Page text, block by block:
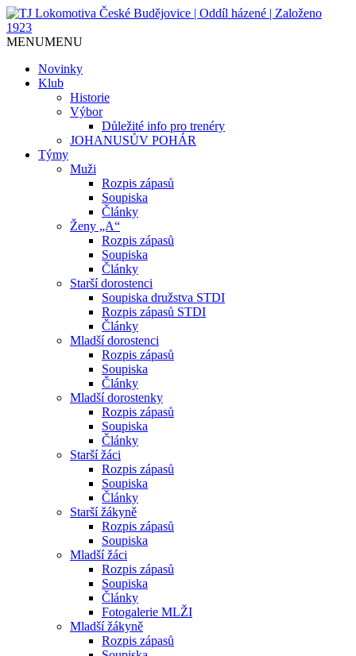
TJ Lokomotiva České
Budějovice | Oddíl házené |
Založeno 1923
Jediný házenkářský klub v Českých
MENUMENU
Novinky
Klub
Historie
Výbor
Důležité info pro trenéry
JOHANUSŮV POHÁR
Týmy
Muži
Rozpis zápasů
Soupiska
Články
Ženy „A“
Rozpis zápasů
Soupiska
Články
Starší dorostenci
Soupiska družstva STDI
Rozpis zápasů STDI
Články
Mladší dorostenci
Rozpis zápasů
Soupiska
Články
Mladší dorostenky
Rozpis zápasů
Soupiska
Články
Starší žáci
Rozpis zápasů
Soupiska
Články
Starší žákyně
Rozpis zápasů
Soupiska
Mladší žáci
Rozpis zápasů
Soupiska
Články
Fotogalerie MLŽI
Mladší žákyně
Rozpis zápasů